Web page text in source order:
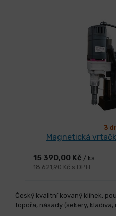
3
Magnetická
15 390,00 Kč / ks
18 621,90 Kč s DPH
Český kvalitní kovaný klínek,
topořa, násady (sekery, kladiva,